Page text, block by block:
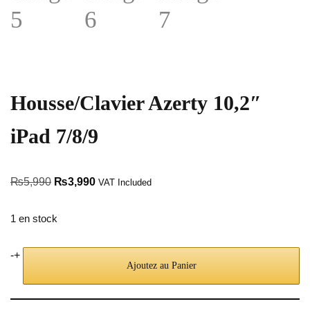
Housse/Clavier Azerty 10,2″
iPad 7/8/9
₨5,990 ₨3,990 VAT Included
1 en stock
-+
Ajoutez au Panier